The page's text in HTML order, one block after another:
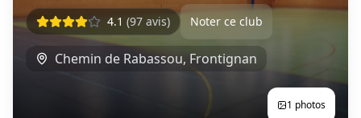
4.1 (97 avis) Noter ce club
Chemin de Rabassou, Frontignan
1 photos